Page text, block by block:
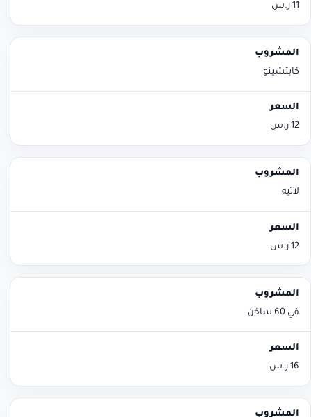
11 ر.س
كابتشينو
12 ر.س
لاتيه
12 ر.س
في 60 ساخن
16 ر.س